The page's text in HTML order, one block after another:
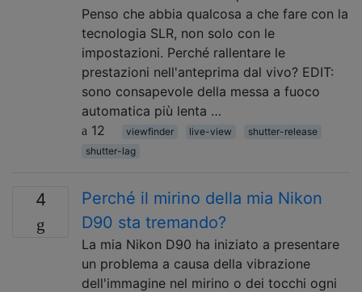
Penso che abbia qualcosa a che fare con la
tecnologia SLR, non solo con le
impostazioni. Perché rallentare le
prestazioni nell'anteprima dal vivo? EDIT:
sono consapevole della messa a fuoco
automatica più lenta …
12
viewfinder live-view
shutter-release
shutter-lag
4
Perché il mirino della mia Nikon
D90 sta tremando?
La mia Nikon D90 ha iniziato a presentare
un problema a causa della vibrazione
dell'immagine nel mirino o dei tocchi ogni